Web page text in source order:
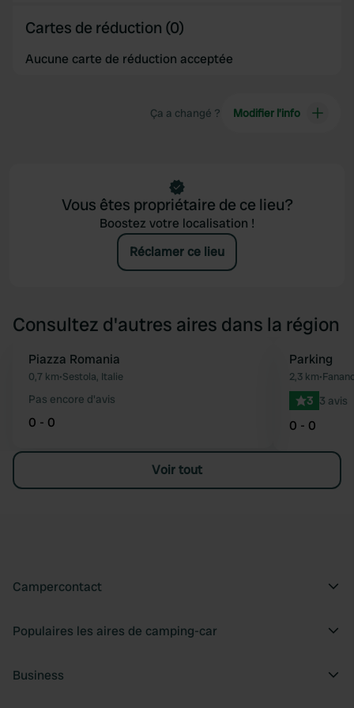
Cartes de réduction (0)
Aucune carte de réduction acceptée
Ça a changé ? Modifier l’info
Vous êtes propriétaire de ce lieu?
Boostez votre localisation !
Réclamer ce lieu
Consultez d'autres aires dans la région
Préféré
Piazza Romania
0,7 km•Sestola, Italie
Pas encore d'avis
0 - 0
Parking
2,3 km•
3 3 avis
0 - 0
Voir tout
Campercontact
Populaires les aires de camping-car
Business